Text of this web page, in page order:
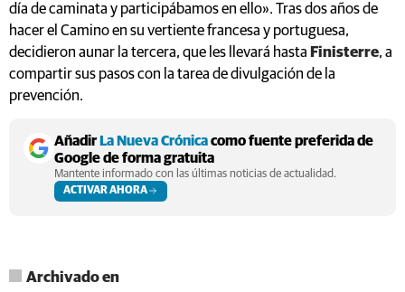
día de caminata y participábamos en ello». Tras dos años de
hacer el Camino en su vertiente francesa y portuguesa,
decidieron aunar la tercera, que les llevará hasta Finisterre, a
compartir sus pasos con la tarea de divulgación de la
prevención.
AñadirLa Nueva Crónicacomo fuente preferida de
Google de forma gratuita
Mantente informado con las últimas noticias de actualidad.
ACTIVAR AHORA
Archivado en